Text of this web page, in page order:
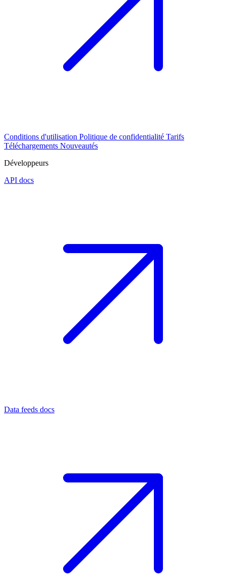
Conditions d'utilisation Politique de confidentialité Tarifs
Téléchargements Nouveautés
Développeurs
API docs
Data feeds docs